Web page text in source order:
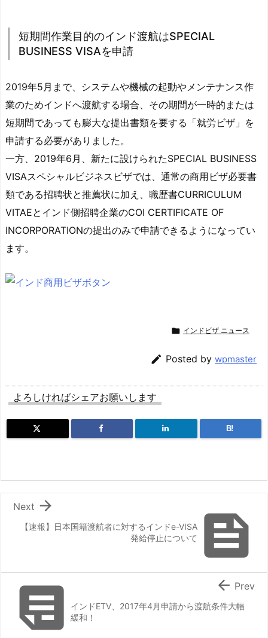
短期間作業目的のインド渡航はSPECIAL
BUSINESS VISAを申請
2019年5月まで、システムや機械の起動やメンテナンス作
業のためインドへ渡航する場合、その期間が一時的または
短期間であっても膨大な提出書類を要する「就労ビザ」を
申請する必要がありました。
一方、2019年6月、新たに設けられたSPECIAL BUSINESS
VISAスペシャルビジネスビザでは、通常の商用ビザ必要書
類である招聘状と推薦状に加え、職歴書CURRICULUM
VITAEとインド側招聘企業のCOI CERTIFICATE OF
INCORPORATIONの提出のみで申請できるようになってい
ます。
 インドビザ ニュース
 Posted by wpmaster
よろしければシェアお願いします
B!

【速報】日本国籍渡航者に対するインドe-VISA
発給停止について

Next
インドETV、2017年4月申請から渡航条件大幅
緩和！
 Prev